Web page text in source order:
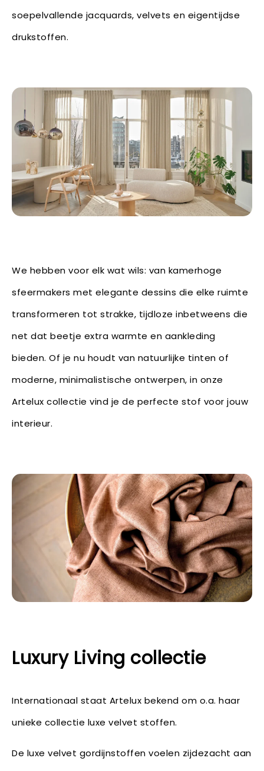
soepelvallende jacquards, velvets en eigentijdse
drukstoffen.
We hebben voor elk wat wils: van kamerhoge
sfeermakers met elegante dessins die elke ruimte
transformeren tot strakke, tijdloze inbetweens die
net dat beetje extra warmte en aankleding
bieden. Of je nu houdt van natuurlijke tinten of
moderne, minimalistische ontwerpen, in onze
Artelux collectie vind je de perfecte stof voor jouw
interieur.
Luxury Living collectie
Internationaal staat Artelux bekend om o.a. haar
unieke collectie luxe velvet stoffen.
De luxe velvet gordijnstoffen voelen zijdezacht aan